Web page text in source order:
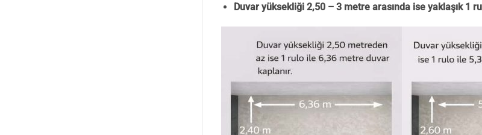
Duvar yüksekliği 2,50 – 3 metre arasında ise yaklaşık 1